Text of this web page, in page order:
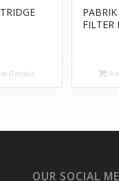
Details
FILTER
OUR SOCIAL